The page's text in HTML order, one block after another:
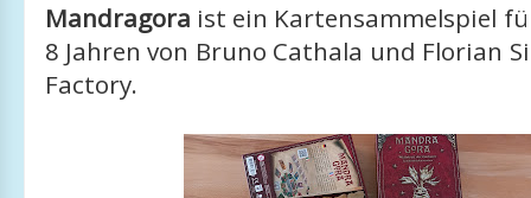
Mandragora ist ein Kartensammelspiel
8 Jahren von Bruno Cathala und Florian
Factory.